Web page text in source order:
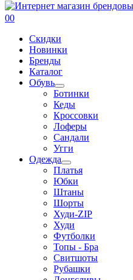
00
Скидки
Новинки
Бренды
Каталог
Обувь
Ботинки
Кеды
Кроссовки
Лоферы
Сандали
Угги
Одежда
Платья
Юбки
Штаны
Шорты
Худи-ZIP
Худи
Футболки
Топы - Бра
Свитшоты
Рубашки